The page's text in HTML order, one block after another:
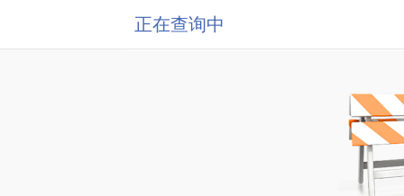
正在查询中